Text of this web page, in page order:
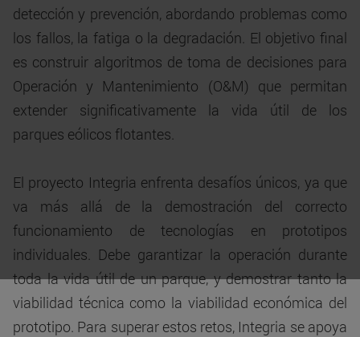
detección y prevención, abordando problemas como
los fallos, la fatiga o la degradación. El objetivo final
es construir algoritmos de toma de decisiones para
Operación y Mantenimiento (O&M) que permitan
extender significativamente la vida útil de los
parques eólicos flotantes.
El proyecto Integria enfrenta desafíos únicos, ya que
va más allá de la demostración del correcto
funcionamiento de tecnologías en prototipos
individuales. Debe garantizar la operación durante
toda la vida útil de un parque, y demostrar tanto la
viabilidad técnica como la viabilidad económica del
prototipo. Para superar estos retos, Integria se apoya